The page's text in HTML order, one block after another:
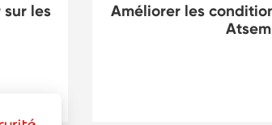
sur les
Améliorer les
Atsem